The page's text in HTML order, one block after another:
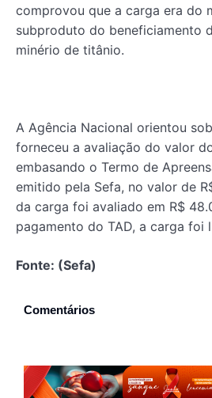
comprovou que a carga era do
subproduto do beneficiamento
minério de titânio.
A Agência Nacional orientou
forneceu a avaliação do valor
embasando o Termo de
emitido pela Sefa, no valor de
da carga foi avaliado em R$
pagamento do TAD, a carga foi
Fonte: (Sefa)
Comentários